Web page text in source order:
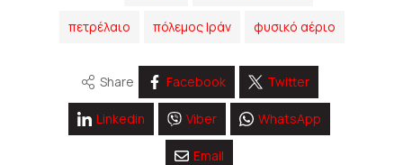
πετρέλαιο πόλεμος Ιράν φυσικό αέριο
Share Facebook Twitter
Linkedin Viber WhatsApp
Email